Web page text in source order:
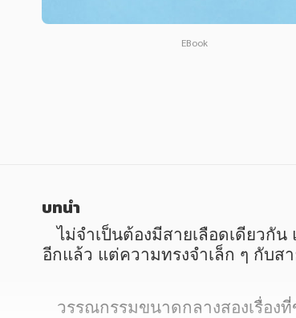
เทคโนโลยี การสื่อสาร วิทยาศาสตร์
การ์ตูนความรู้ การ์ตูน
การ์ตูนมังงะ (Manga)
เทคโนโลยี การสื่อสาร วิทยาศาสตร์
การ์ตูนความรู้ การ์ตูน
การ์ตูนมังงะ (Manga)
EBook
บทนำ
   ไม่จำเป็นต้องมีสายเลือดเดียวกัน แต่ก็เป็นครอบครัวที่มีความหนักแน่น มั่นคง และสำคัญกับชีวิตกันได้ "แม้ต่อจากนี้จะไม่มีคืนวันที่ดีร่วมกัน
อีกแล้ว แต่ความทรงจำเล็ก ๆ กับ
วรรณกรรมขนาดกลางสองเรื่อ